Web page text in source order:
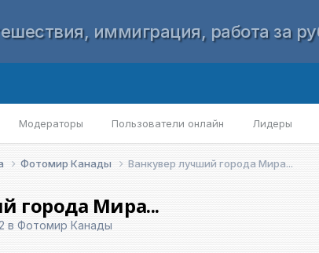
иммиграция, работа за
Модераторы Пользователи онлайн Лидеры
Фотомир Канады Ванкувер лучший города Мира...
города Мира...
в Фотомир Канады